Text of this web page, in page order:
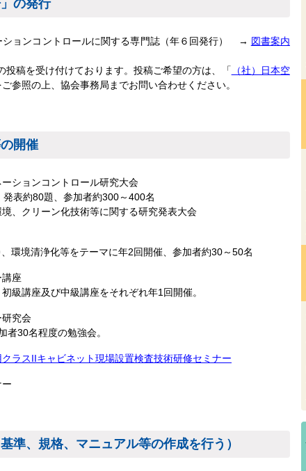
の発行
ションコントロールに関する専門誌（年６回発行） → 図書案内
投稿を受け付けております。投稿ご希望の方は、「
（社）日本空
ご参照の上、協会事務局までお問い合わせください。
開催
ーションコントロール研究大会
表約80題、参加者約300～400名
、クリーン化技術等に関する研究発表大会
環境清浄化等をテーマに年2回開催、参加者約30～50名
講座
級講座及び中級講座をそれぞれ年1回開催。
研究会
者30名程度の勉強会。
ラスIIキャビネット現場設置検査技術研修セミナー
ー
準、規格、マニュアル等の作成を行う）